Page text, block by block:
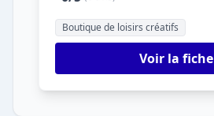
Boutique de loisirs créatifs
Voir la fiche